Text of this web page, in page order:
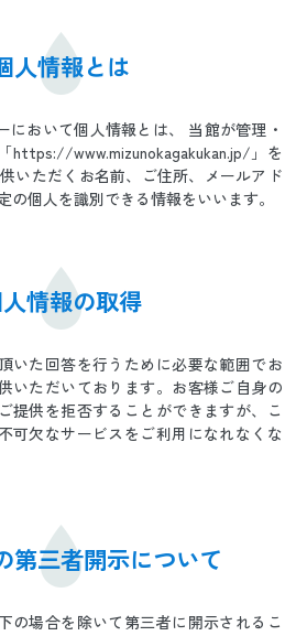
人情報とは
において個人情報とは、 当館が管理・
https://www.mizunokagakukan.jp/」を
いただくお名前、ご住所、メールアド
の個人を識別できる情報をいいます。
情報の取得
いた回答を行うために必要な範囲でお
いただいております。お客様ご自身の
提供を拒否することができますが、こ
可欠なサービスをご利用になれなくな
第三者開示について
の場合を除いて第三者に開示されるこ